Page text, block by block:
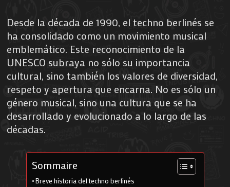
Desde la década de 1990, el techno berlinés se
ha consolidado como un movimiento musical
emblemático. Este reconocimiento de la
UNESCO subraya no sólo su importancia
cultural, sino también los valores de diversidad,
respeto y apertura que encarna. No es sólo un
género musical, sino una cultura que se ha
desarrollado y evolucionado a lo largo de las
décadas.
Sommaire
Breve historia del techno berlinés